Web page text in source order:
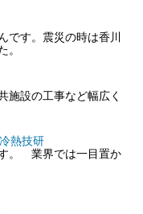
です。震災の時は香川
。
設の工事など幅広く
熱技研
。 業界では一目置か